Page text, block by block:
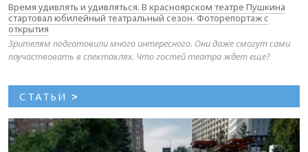
Время удивлять и удивляться. В красноярском театре Пушкина
стартовал юбилейный театральный сезон. Фоторепортаж с
открытия
Зрителям подготовили много интересного. Они даже смогут сами
поучаствовать в спектаклях. Что гостей театра ждет еще?
СТАТЬИ >